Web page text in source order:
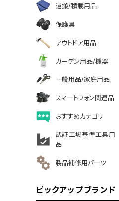
運搬/積載用品
保護具
アウトドア用品
ガーデン用品/機器
一般用品/家庭用品
スマートフォン関連品
おすすめカテゴリ
認証工場基準工具用
品
製品補修用パーツ
ピックアップブランド